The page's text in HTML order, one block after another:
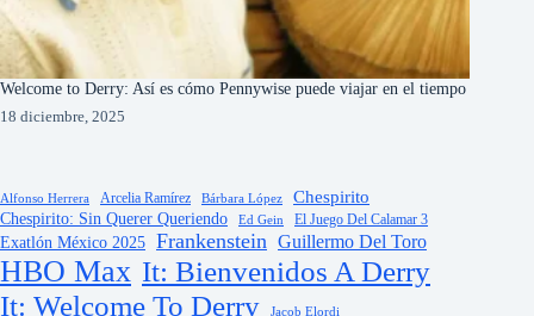
Welcome to Derry: Así es cómo Pennywise puede viajar en el tiempo
18 diciembre, 2025
Alfonso Herrera Arcelia Ramírez Bárbara López Chespirito
Chespirito: Sin Querer Queriendo Ed Gein El Juego Del Calamar 3
Exatlón México 2025 Frankenstein Guillermo Del Toro
HBO Max It: Bienvenidos A Derry
It: Welcome To Derry
Jacob Elordi